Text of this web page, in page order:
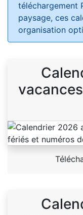
téléchargement
paysage, ces
organisation